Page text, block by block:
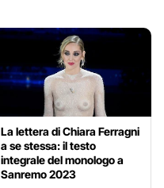
La lettera di Chiara Ferragni
a se stessa: il testo
integrale del monologo a
Sanremo 2023